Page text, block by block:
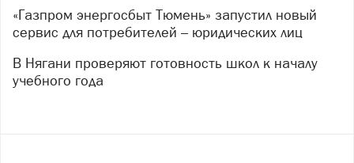
«Газпром энергосбыт Тюмень» запустил новый
сервис для потребителей – юридических лиц
В Нягани проверяют готовность школ к началу
учебного года